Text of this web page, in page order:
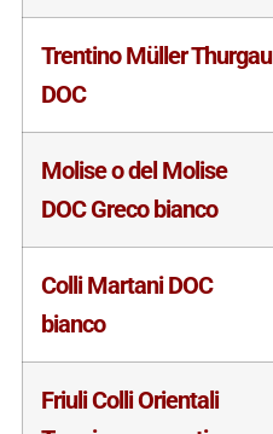
Trentino Müller Thurgau
DOC
Molise o del Molise
DOC Greco bianco
Colli Martani DOC
bianco
Friuli Colli Orientali